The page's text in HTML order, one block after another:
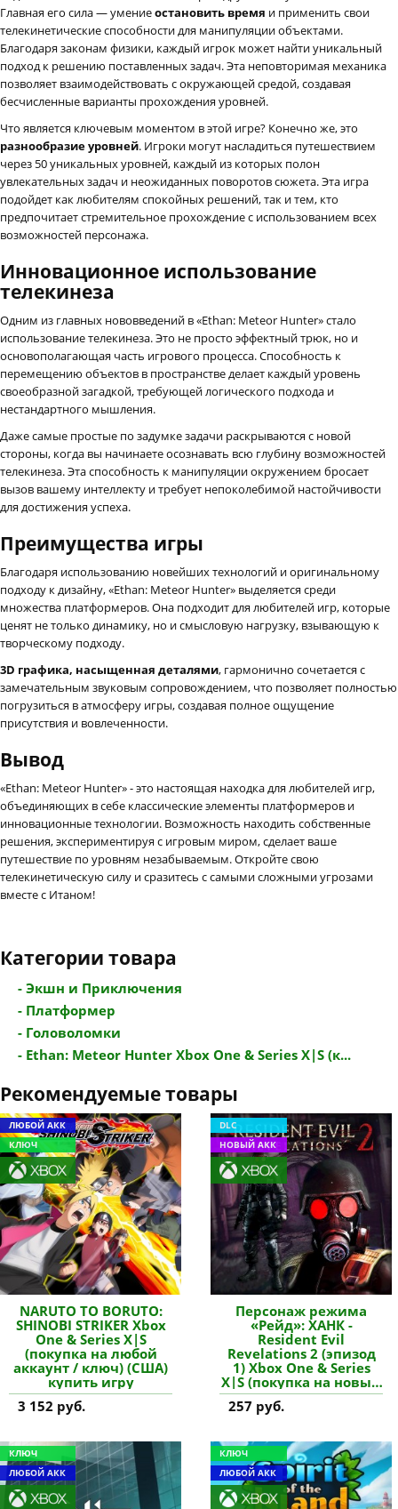
Главная его сила — умениеостановить время и применить свои
телекинетические способности для манипуляции объектами.
Благодаря законам физики, каждый игрок может найти уникальный
подход к решению поставленных задач. Эта неповторимая механика
позволяет взаимодействовать с окружающей средой, создавая
бесчисленные варианты прохождения уровней.
Что является ключевым моментом в этой игре? Конечно же, это
разнообразие уровней. Игроки могут насладиться путешествием
через 50 уникальных уровней, каждый из которых полон
увлекательных задач и неожиданных поворотов сюжета. Эта игра
подойдет как любителям спокойных решений, так и тем, кто
предпочитает стремительное прохождение с использованием всех
возможностей персонажа.
Инновационное использование
телекинеза
Одним из главных нововведений в «Ethan: Meteor Hunter» стало
использование телекинеза. Это не просто эффектный трюк, но и
основополагающая часть игрового процесса. Способность к
перемещению объектов в пространстве делает каждый уровень
своеобразной загадкой, требующей логического подхода и
нестандартного мышления.
Даже самые простые по задумке задачи раскрываются с новой
стороны, когда вы начинаете осознавать всю глубину возможностей
телекинеза. Эта способность к манипуляции окружением бросает
вызов вашему интеллекту и требует непоколебимой настойчивости
для достижения успеха.
Преимущества игры
Благодаря использованию новейших технологий и оригинальному
подходу к дизайну, «Ethan: Meteor Hunter» выделяется среди
множества платформеров. Она подходит для любителей игр, которые
ценят не только динамику, но и смысловую нагрузку, взывающую к
творческому подходу.
3D графика, насыщенная деталями, гармонично сочетается с
замечательным звуковым сопровождением, что позволяет полностью
погрузиться в атмосферу игры, создавая полное ощущение
присутствия и вовлеченности.
Вывод
«Ethan: Meteor Hunter» - это настоящая находка для любителей игр,
объединяющих в себе классические элементы платформеров и
инновационные технологии. Возможность находить собственные
решения, экспериментируя с игровым миром, сделает ваше
путешествие по уровням незабываемым. Откройте свою
телекинетическую силу и сразитесь с самыми сложными угрозами
вместе с Итаном!
Категории товара
- Экшн и Приключения
- Платформер
- Головоломки
- Ethan: Meteor Hunter Xbox One & Series X|S (к...
Рекомендуемые товары
ЛЮБОЙ АКК
КЛЮЧ
NARUTO TO BORUTO:
SHINOBI STRIKER Xbox
One & Series X|S
(покупка на любой
аккаунт / ключ) (США)
купить игру
3 152 руб.
DLC
НОВЫЙ АКК
Персонаж режима
«Рейд»: ХАНК -
Resident Evil
Revelations 2 (эпизод
1) Xbox One & Series
X|S (покупка на новый
аккаунт) купить
дополнение
257 руб.
КЛЮЧ
ЛЮБОЙ АКК
КЛЮЧ
ЛЮБОЙ АКК